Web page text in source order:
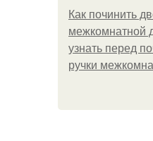
Как починить
межкомнатной
узнать перед
ручки